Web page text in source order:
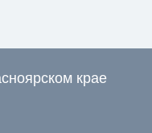
крае